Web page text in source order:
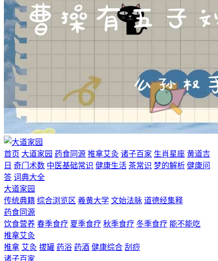
首页 大道家园 药食同源 推拿艾灸 诸子百家 生肖星座 黄道吉
日 奇门术数 中医基础常识 健康生活 茶常识 梦的解析 健康问
答 词典大全
大道家园
传统典籍 综合浏览区 羲黄大学 文始法脉 道德经集释
药食同源
饮食营养 春季食疗 夏季食疗 秋季食疗 冬季食疗 能不能吃
推拿艾灸
推拿 艾灸 拔罐 药浴 药酒 健康综合 刮痧
诸子百家